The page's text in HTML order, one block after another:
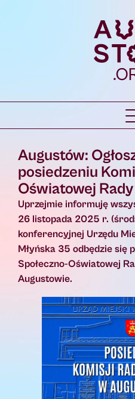
Augustów:
posiedzeniu
Oświatowej
Uprzejmie informuję
26 listopada 2025 r.
konferencyjnej Urzędu
Młyńska 35 odbędzie się
Społeczno-Oświatowej
Augustowie.